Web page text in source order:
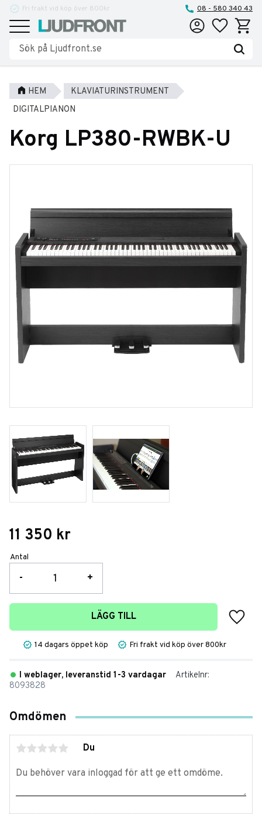
Meny
Fri frakt vid köp över 800kr
Reparationer och service 08 - 580 340 43
Favoriter
HEM
KLAVIATURINSTRUMENT
DIGITALPIANON
Korg LP380-RWBK-U
11 350 kr
Antal
+
-
LÄGG TILL
Lägg
14 dagars öppet köp Fri frakt vid köp över 800kr
I weblager, leveranstid 1-3 vardagar
Artikelnr
8093828
Omdömen
Du